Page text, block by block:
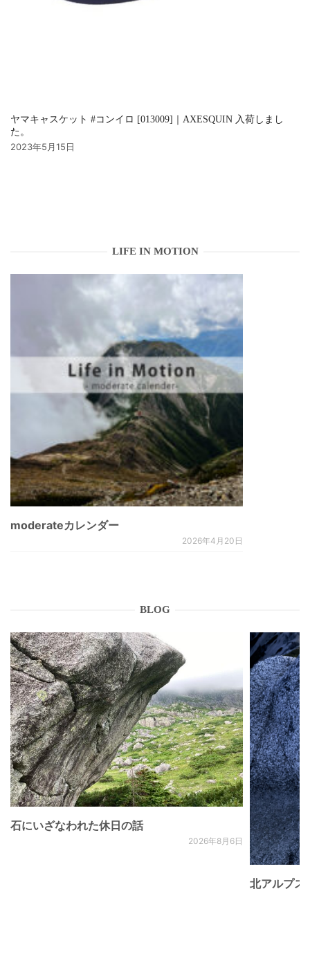
ヤマキャスケット #コンイロ [013009]｜AXESQUIN 入荷しまし
た。
2023年5月15日
LIFE IN MOTION
moderateカレンダー
2026年4月20日
BLOG
石にいざなわれた休日の話
2026年8月6日
北アルプ